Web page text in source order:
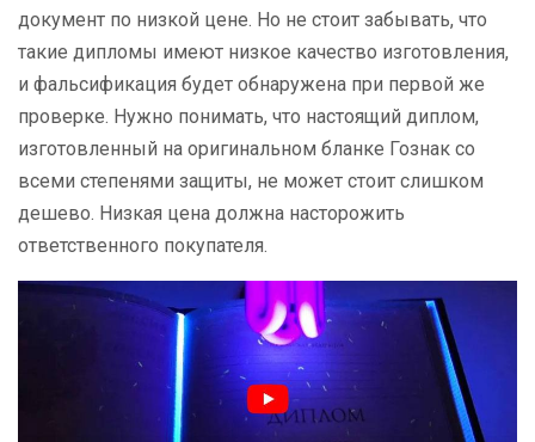
документ по низкой цене. Но не стоит забывать, что
такие дипломы имеют низкое качество изготовления,
и фальсификация будет обнаружена при первой же
проверке. Нужно понимать, что настоящий диплом,
изготовленный на оригинальном бланке Гознак со
всеми степенями защиты, не может стоит слишком
дешево. Низкая цена должна насторожить
ответственного покупателя.